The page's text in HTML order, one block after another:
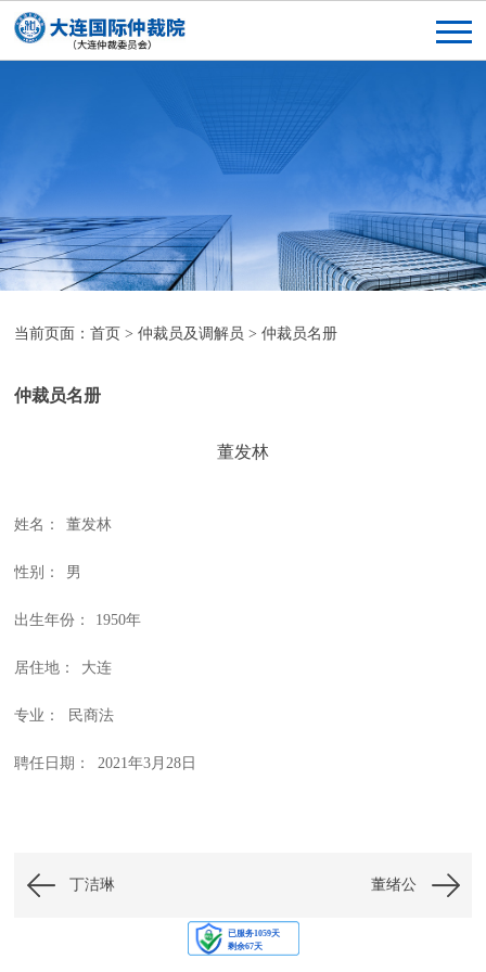
当前页面：首页 >仲裁员及调解员 >仲裁员名册
仲裁员名册
董发林
姓名： 董发林
性别： 男
出生年份： 1950年
居住地： 大连
专业： 民商法
聘任日期： 2021年3月28日
丁洁琳 董绪公